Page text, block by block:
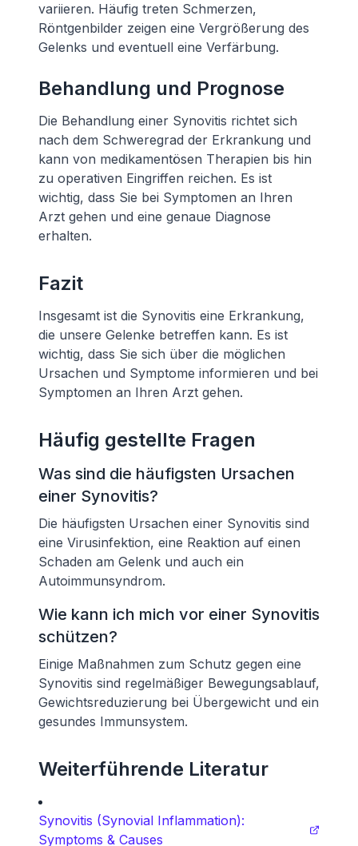
variieren. Häufig treten Schmerzen,
Röntgenbilder zeigen eine Vergrößerung des
Gelenks und eventuell eine Verfärbung.
Behandlung und Prognose
Die Behandlung einer Synovitis richtet sich
nach dem Schweregrad der Erkrankung und
kann von medikamentösen Therapien bis hin
zu operativen Eingriffen reichen. Es ist
wichtig, dass Sie bei Symptomen an Ihren
Arzt gehen und eine genaue Diagnose
erhalten.
Fazit
Insgesamt ist die Synovitis eine Erkrankung,
die unsere Gelenke betreffen kann. Es ist
wichtig, dass Sie sich über die möglichen
Ursachen und Symptome informieren und bei
Symptomen an Ihren Arzt gehen.
Häufig gestellte Fragen
Was sind die häufigsten Ursachen
einer Synovitis?
Die häufigsten Ursachen einer Synovitis sind
eine Virusinfektion, eine Reaktion auf einen
Schaden am Gelenk und auch ein
Autoimmunsyndrom.
Wie kann ich mich vor einer Synovitis
schützen?
Einige Maßnahmen zum Schutz gegen eine
Synovitis sind regelmäßiger Bewegungsablauf,
Gewichtsreduzierung bei Übergewicht und ein
gesundes Immunsystem.
Weiterführende Literatur
Synovitis (Synovial Inflammation):
Symptoms & Causes